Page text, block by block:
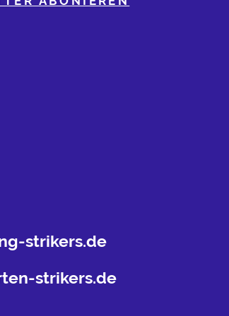
strikers.de
strikers.de